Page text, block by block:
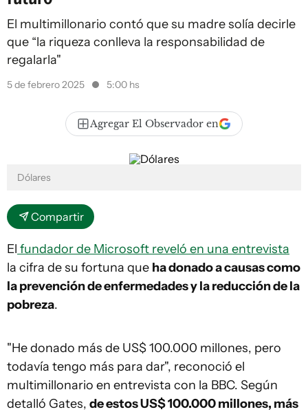
El multimillonario contó que su madre solía decirle
que “la riqueza conlleva la responsabilidad de
regalarla"
5 de febrero 2025 5:00 hs
Agregar El Observador en
Dólares
Compartir
El fundador de Microsoft reveló en una entrevista
la cifra de su fortuna que ha donado a causas como
la prevención de enfermedades y la reducción de la
pobreza.
"He donado más de US$ 100.000 millones, pero
todavía tengo más para dar", reconoció el
multimillonario en entrevista con la BBC. Según
detalló Gates, de estos US$ 100.000 millones, más